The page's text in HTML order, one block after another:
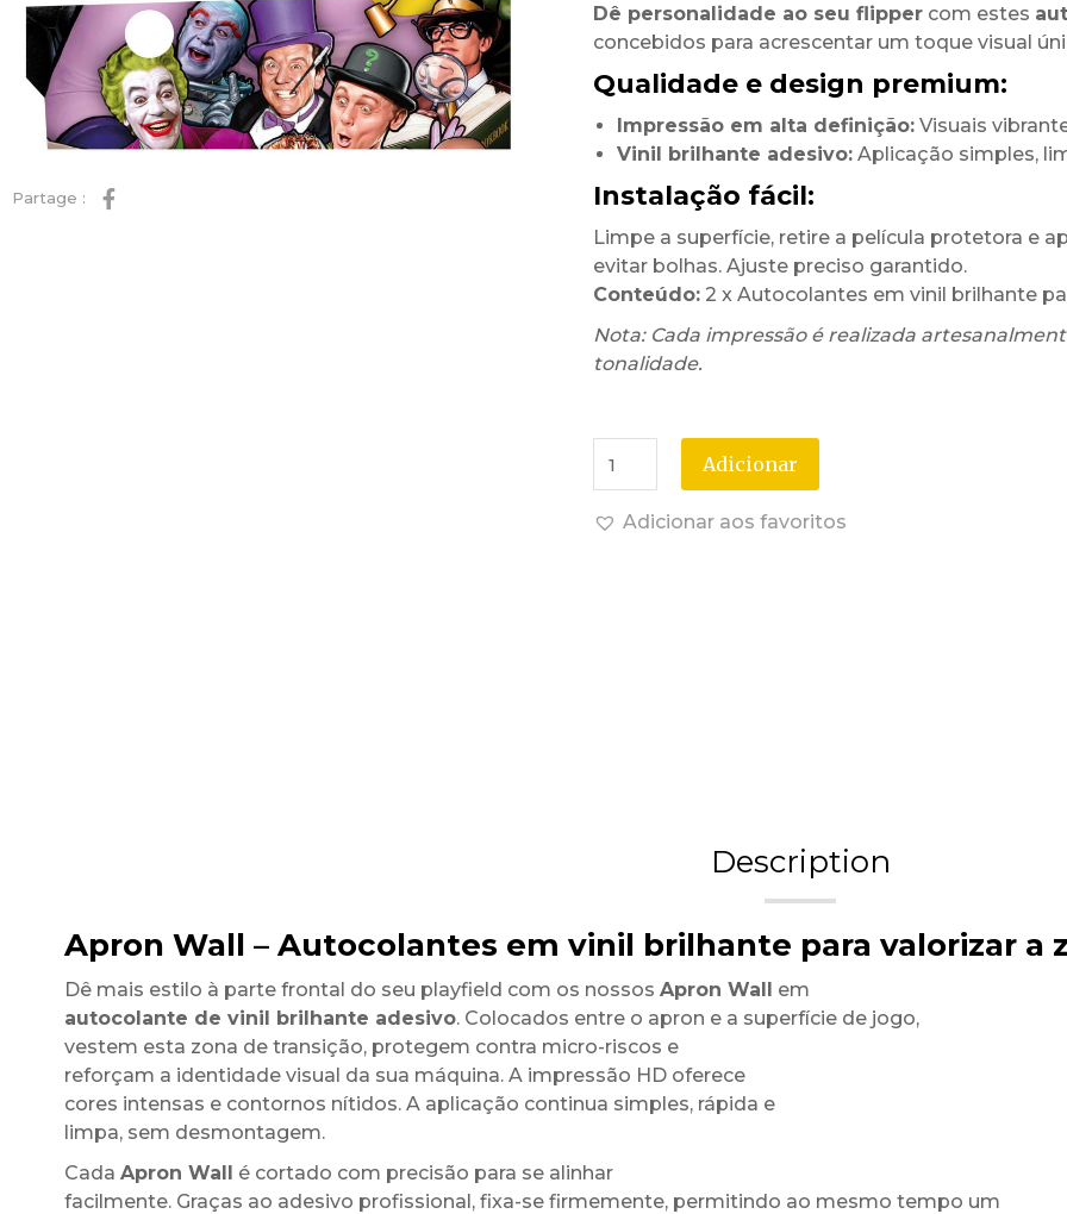
Partage :
Dê personalidade ao seu flippercom estes
concebidos para acrescentar um toque visual
Qualidade e design premium:
Impressão em alta definição:Visuais
Vinil brilhante adesivo:Aplicação simples,
Instalação fácil:
Limpe a superfície, retire a película protetora e
evitar bolhas. Ajuste preciso garantido.
Conteúdo:2 x Autocolantes em vinil brilhante
Nota: Cada impressão é realizada
tonalidade.
Adicionar
Adicionar aos favoritos
Description
Apron Wall – Autocolantes em vinil brilhante para valorizar a
Dê mais estilo à parte frontal do seu playfield com os nossos Apron Wall em
autocolante de vinil brilhante adesivo. Colocados entre o apron e a superfície de jogo,
vestem esta zona de transição, protegem contra micro-riscos e
reforçam a identidade visual da sua máquina. A impressão HD oferece
cores intensas e contornos nítidos. A aplicação continua simples, rápida e
limpa, sem desmontagem.
Cada Apron Wall é cortado com precisão para se alinhar
facilmente. Graças ao adesivo profissional, fixa-se firmemente, permitindo ao mesmo tempo um